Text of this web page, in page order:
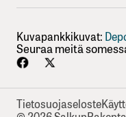
Kuvapankkikuvat:
Seuraa meitä
Tietosuojaseloste